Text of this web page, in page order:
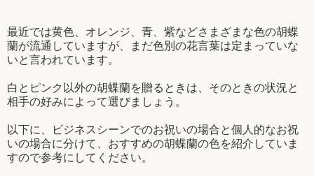
最近では黄色、オレンジ、青、紫などさまざまな色の胡蝶
蘭が流通していますが、まだ色別の花言葉は定まっていな
いと言われています。
白とピンク以外の胡蝶蘭を贈るときは、そのときの状況と
相手の好みによって選びましょう。
以下に、ビジネスシーンでのお祝いの場合と個人的なお祝
いの場合に分けて、おすすめの胡蝶蘭の色を紹介していま
すので参考にしてください。